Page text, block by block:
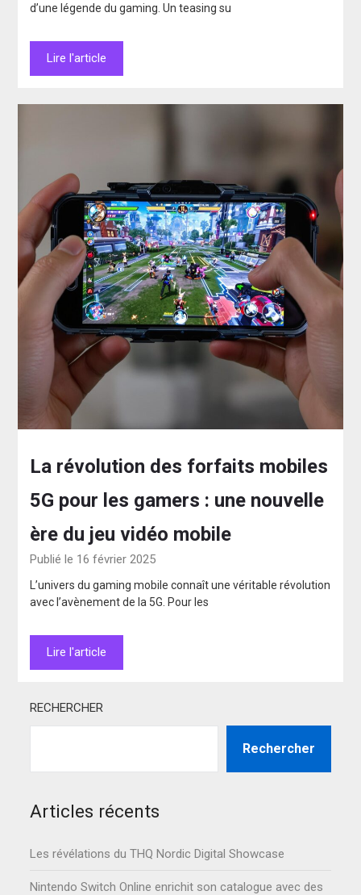
d’une légende du gaming. Un teasing su
Lire l'article
La révolution des forfaits mobiles
5G pour les gamers : une nouvelle
ère du jeu vidéo mobile
Publié le 16 février 2025
L’univers du gaming mobile connaît une véritable révolution
avec l’avènement de la 5G. Pour les
Lire l'article
RECHERCHER
Rechercher
Articles récents
Les révélations du THQ Nordic Digital Showcase
Nintendo Switch Online enrichit son catalogue avec des